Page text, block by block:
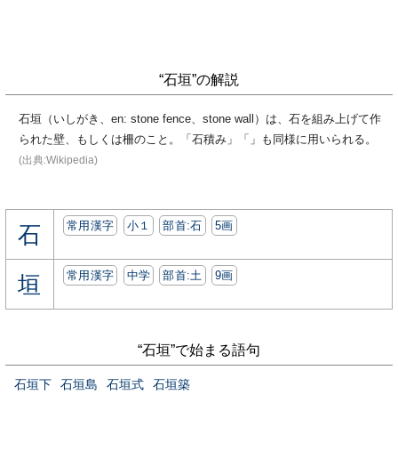
“石垣”の解説
石垣（いしがき、en: stone fence、stone wall）は、石を組み上げて作
られた壁、もしくは柵のこと。「石積み」「」も同様に用いられる。
(出典:Wikipedia)
石 常用漢字 小１ 部首:⽯ 5画
垣 常用漢字 中学 部首:⼟ 9画
“石垣”で始まる語句
石垣下 石垣島 石垣式 石垣築